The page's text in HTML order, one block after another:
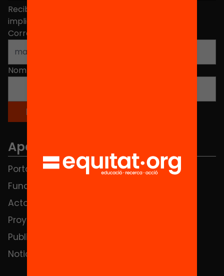
Recibe contenidos, iniciativas y proyectos para
implicarte.
Correo electrónico
Nombre
Apartados
Portada
Fundación
Actos
Proyectos
Publicaciones y vídeos
Noticias
FAQS